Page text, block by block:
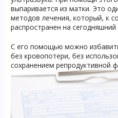
выпаривается из матки. Это
методов лечения, который, к
распространен на сегодняшний
С его помощью можно
без кровопотери, без
сохранением репродуктивной